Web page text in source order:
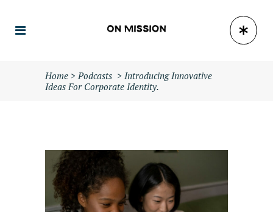
Home >Podcasts > Introducing Innovative
Ideas For Corporate Identity.